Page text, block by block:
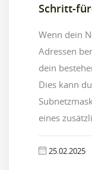
Schritt-
Wenn dein
Adressen
dein
Dies kann
eines
25.02.2025